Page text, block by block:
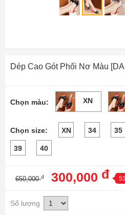
Dép Cao Gót Phối Nơ Màu
Chọn màu: XN
Chọn size: XN 34 35
39 40
650,000đ 300,000 đ
Số lượng